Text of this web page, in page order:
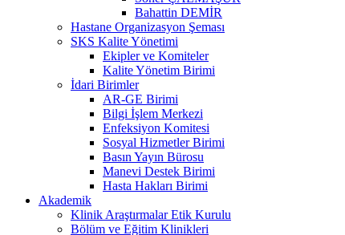
Bahattin DEMİR
Hastane Organizasyon Şeması
SKS Kalite Yönetimi
Ekipler ve Komiteler
Kalite Yönetim Birimi
İdari Birimler
AR-GE Birimi
Bilgi İşlem Merkezi
Enfeksiyon Komitesi
Sosyal Hizmetler Birimi
Basın Yayın Bürosu
Manevi Destek Birimi
Hasta Hakları Birimi
Akademik
Klinik Araştırmalar Etik Kurulu
Bölüm ve Eğitim Klinikleri